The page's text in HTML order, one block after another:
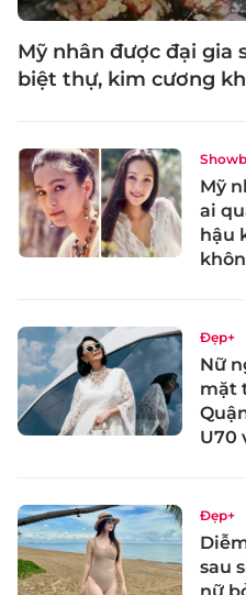
Mỹ nhân được đại gia
biệt thự, kim cương
Mỹ
ai
hậu
Đẹp+
Nữ
mặt
U70
Đẹp+
sau
nữ